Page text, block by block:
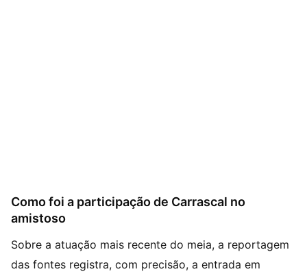
Como foi a participação de Carrascal no
amistoso
Sobre a atuação mais recente do meia, a reportagem
das fontes registra, com precisão, a entrada em